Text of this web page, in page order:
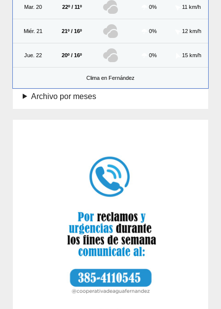
Mar. 20 22º / 11º 0% 11 km/h
Miér. 21 21º / 16º 0% 12 km/h
Jue. 22 20º / 16º 0% 15 km/h
Clima en Fernández
Archivo por meses